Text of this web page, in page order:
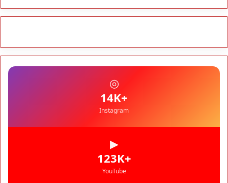
10:06 مجتمع
كارثة سبتة تتفاقم.. انتشال جثث جديدة واستمرار البحث عن هويات
مجتمع
◎
+14K
Instagram
▶
+123K
YouTube